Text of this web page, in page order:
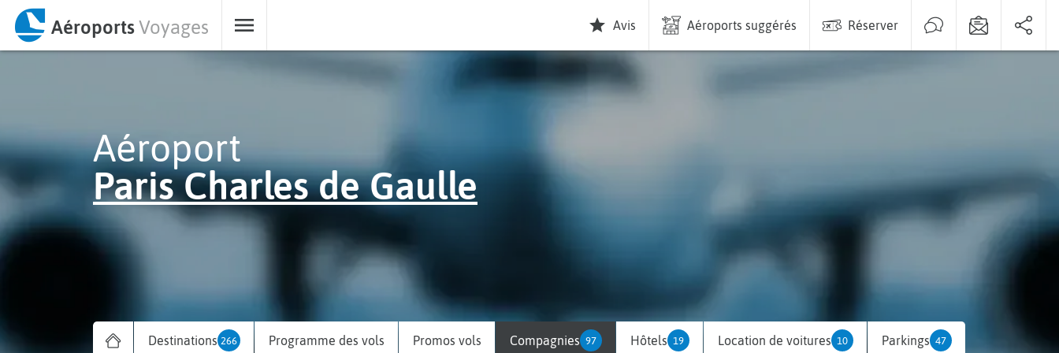
AéroportsVoyages Avis Aéroports suggérés Réserver
Aéroport
Paris Charles de Gaulle
Destinations 266 Programme des vols Promos vols Compagnies 97 Hôtels 19 Location de voitures 10 Parkings 47